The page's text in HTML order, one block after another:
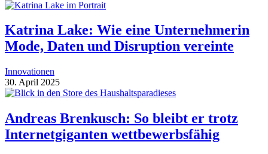
Katrina Lake: Wie eine Unternehmerin
Mode, Daten und Disruption vereinte
Innovationen
30. April 2025
Andreas Brenkusch: So bleibt er trotz
Internetgiganten wettbewerbsfähig